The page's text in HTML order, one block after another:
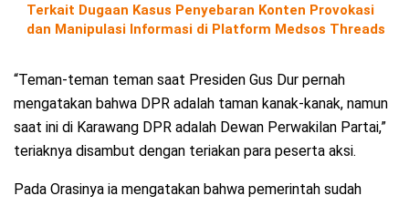
Terkait Dugaan Kasus Penyebaran Konten Provokasi
dan Manipulasi Informasi di Platform Medsos Threads
“Teman-teman teman saat Presiden Gus Dur pernah
mengatakan bahwa DPR adalah taman kanak-kanak, namun
saat ini di Karawang DPR adalah Dewan Perwakilan Partai,”
teriaknya disambut dengan teriakan para peserta aksi.
Pada Orasinya ia mengatakan bahwa pemerintah sudah